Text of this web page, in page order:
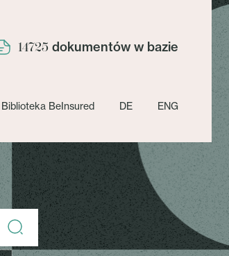
14725 dokumentów w bazie
Biblioteka BeInsured DE ENG